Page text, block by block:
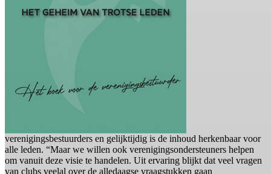
verenigingsbestuurders en gelijktijdig is de inhoud herkenbaar voor
alle leden. “Maar we willen ook verenigingsondersteuners helpen
om vanuit deze visie te handelen. Uit ervaring blijkt dat veel vragen
van clubs veelal over de alledaagse vraagstukken gaan